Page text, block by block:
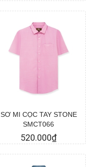
Chọn hàng
SƠ MI CỌC TAY STONE
SMCT066
520.000₫